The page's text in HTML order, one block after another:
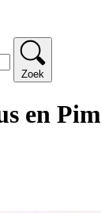
Zoek
en Pim